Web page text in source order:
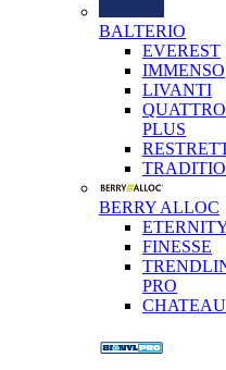
BALTERIO
EVEREST
IMMENSO
LIVANTI
QUATTRO
PLUS
BERRY ALLOC
FINESSE
PRO
CHATEAU